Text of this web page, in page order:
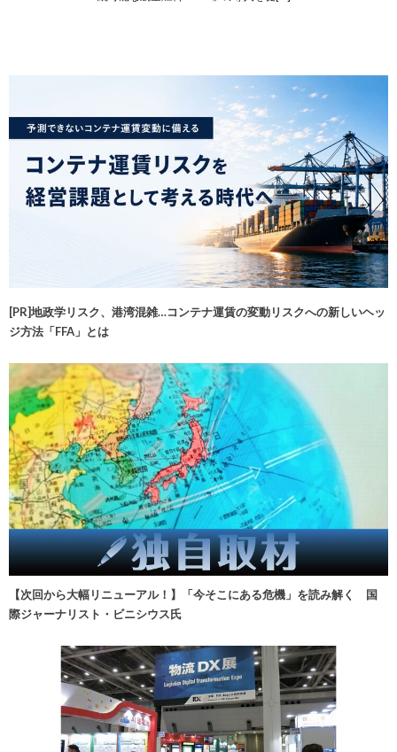
[PR]地政学リスク、港湾混雑…コンテナ運賃の変動リスクへの新しいヘッ
ジ方法「FFA」とは
【次回から大幅リニューアル！】「今そこにある危機」を読み解く 国
際ジャーナリスト・ビニシウス氏